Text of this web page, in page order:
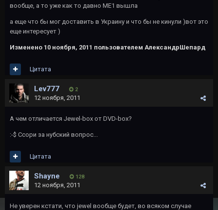
вообще, а то уже как то давно МЕ1 вышла
а еще что бы мог доставить в Украину и что бы не кинули )вот это
еще интересует )
Изменено 10 ноября, 2011 пользователем АлександрШепард
Цитата
Lev777 2
12 ноября, 2011
А чем отличается Jewel-box от DVD-box?
:-$ Ссори за нубский вопрос...
Цитата
Shayne 128
12 ноября, 2011
Не уверен кстати, что jewel вообще будет, во всяком случае